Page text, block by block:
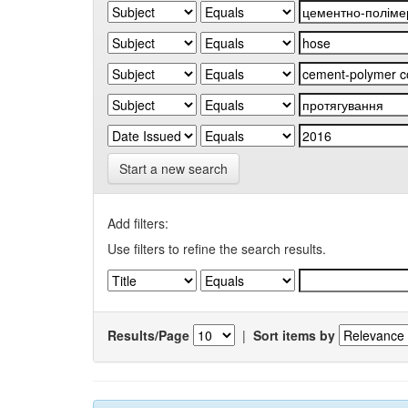
Start a new search
Add filters:
Use filters to refine the search results.
Results/Page | Sort items by